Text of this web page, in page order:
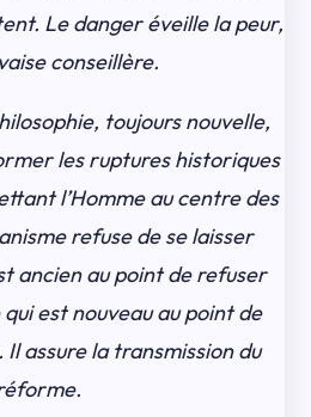
Le danger éveille la peur,
conseillère.
toujours nouvelle,
les ruptures historiques
l’Homme au centre des
refuse de se laisser
ancien au point de refuser
est nouveau au point de
Il assure la transmission du